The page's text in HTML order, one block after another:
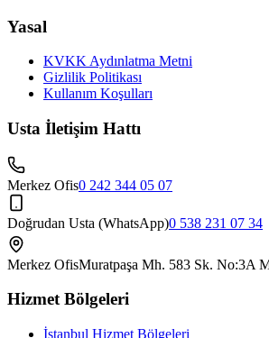
Yasal
KVKK Aydınlatma Metni
Gizlilik Politikası
Kullanım Koşulları
Usta İletişim Hattı
Merkez Ofis0 242 344 05 07
Doğrudan Usta (WhatsApp)0 538 231 07 34
Merkez OfisMuratpaşa Mh. 583 Sk. No:3A
Hizmet Bölgeleri
İstanbul Hizmet Bölgeleri